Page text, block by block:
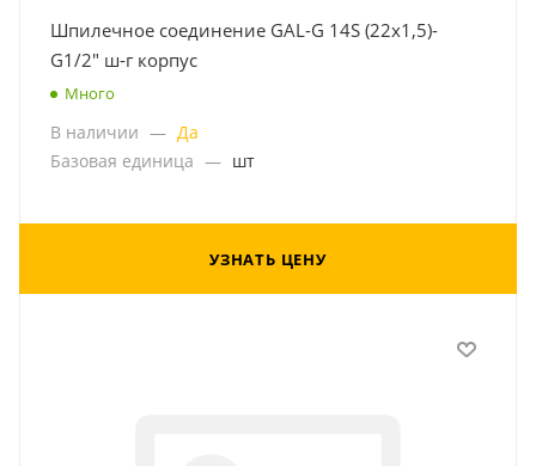
Шпилечное соединение GAL-G 14S (22x1,5)-
G1/2" ш-г корпус
Много
В наличии — Да
Базовая единица — шт
УЗНАТЬ ЦЕНУ